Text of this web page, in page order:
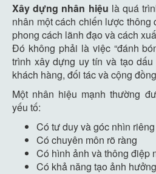
Xây dựng nhân hiệu là quá
nhân một cách chiến lược thông
phong cách lãnh đạo và cách
Đó không phải là việc “đánh
trình xây dựng uy tín và tạo
khách hàng, đối tác và cộng
Một nhân hiệu mạnh thường
yếu tố:
Có tư duy và góc nhìn
Có chuyên môn rõ ràng
Có hình ảnh và thông điệp
Có khả năng tạo ảnh